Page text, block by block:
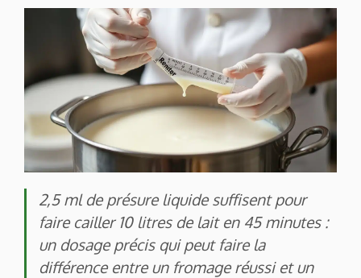
2,5 ml de présure liquide suffisent pour
faire cailler 10 litres de lait en 45 minutes :
un dosage précis qui peut faire la
différence entre un fromage réussi et un